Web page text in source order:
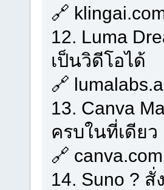
🔗
12. Luma
เป็นวิดีโอได้
🔗
13. Canva
ครบในที่เดียว
🔗 canva.com
14. Suno ? สั่